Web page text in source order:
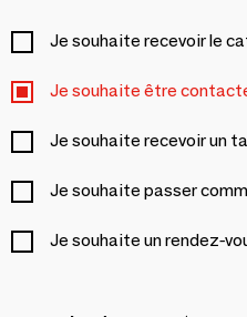
Je souhaite recevoir le
Je souhaite être
Je souhaite recevoir un
Je souhaite passer
Je souhaite un rendez-